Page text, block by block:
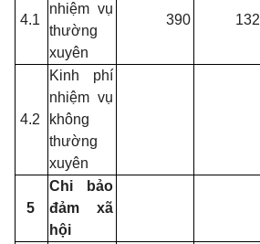
4.1
nhiệm vụ
thường
xuyên
390 132
4.2
Kinh phí
nhiệm vụ
không
thường
xuyên
5
Chi bảo
đảm xã
hội